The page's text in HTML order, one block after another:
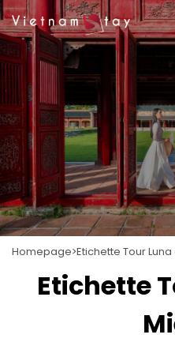
Homepage Etichette Tour
Etichette